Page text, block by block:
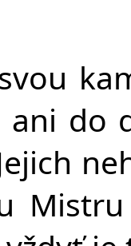
ani do